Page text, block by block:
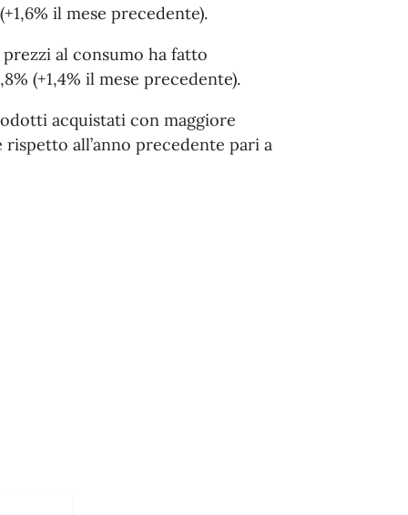
il mese precedente).
al consumo ha fatto
(+1,4% il mese precedente).
acquistati con maggiore
all’anno precedente pari a